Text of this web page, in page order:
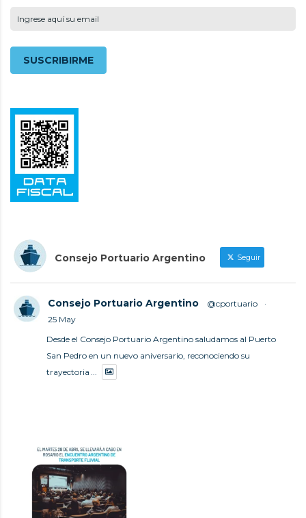
Consejo Portuario Argentino Seguir
Consejo Portuario Argentino @cportuario
·
25 May
Desde el Consejo Portuario Argentino saludamos al Puerto
San Pedro en un nuevo aniversario, reconociendo su
trayectoria